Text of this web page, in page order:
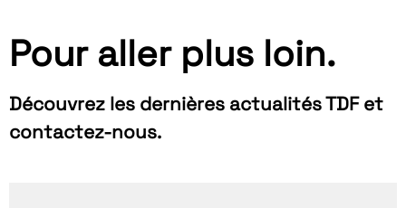
Pour aller plus loin.
Découvrez les dernières actualités TDF et
contactez-nous.